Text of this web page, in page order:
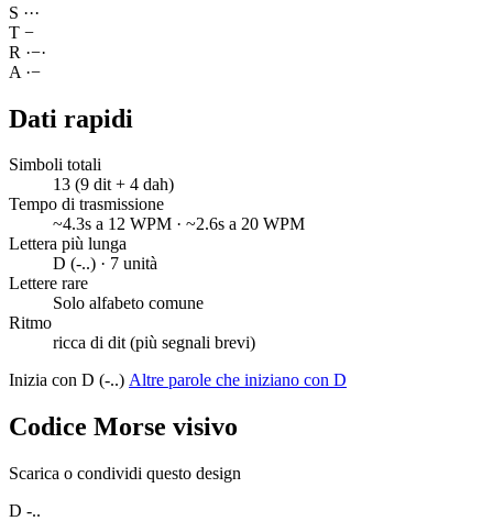
S ···
T −
R ·−·
A ·−
Dati rapidi
Simboli totali
13 (9 dit + 4 dah)
Tempo di trasmissione
~4.3s a 12 WPM · ~2.6s a 20 WPM
Lettera più lunga
D (-..) · 7 unità
Lettere rare
Solo alfabeto comune
Ritmo
ricca di dit (più segnali brevi)
Inizia con D (-..) Altre parole che iniziano con D
Codice Morse visivo
Scarica o condividi questo design
D -..